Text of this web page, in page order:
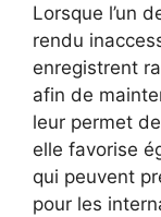
Lorsque l’un
rendu
enregistrent
afin de
leur permet
elle favorise
qui peuvent
pour les